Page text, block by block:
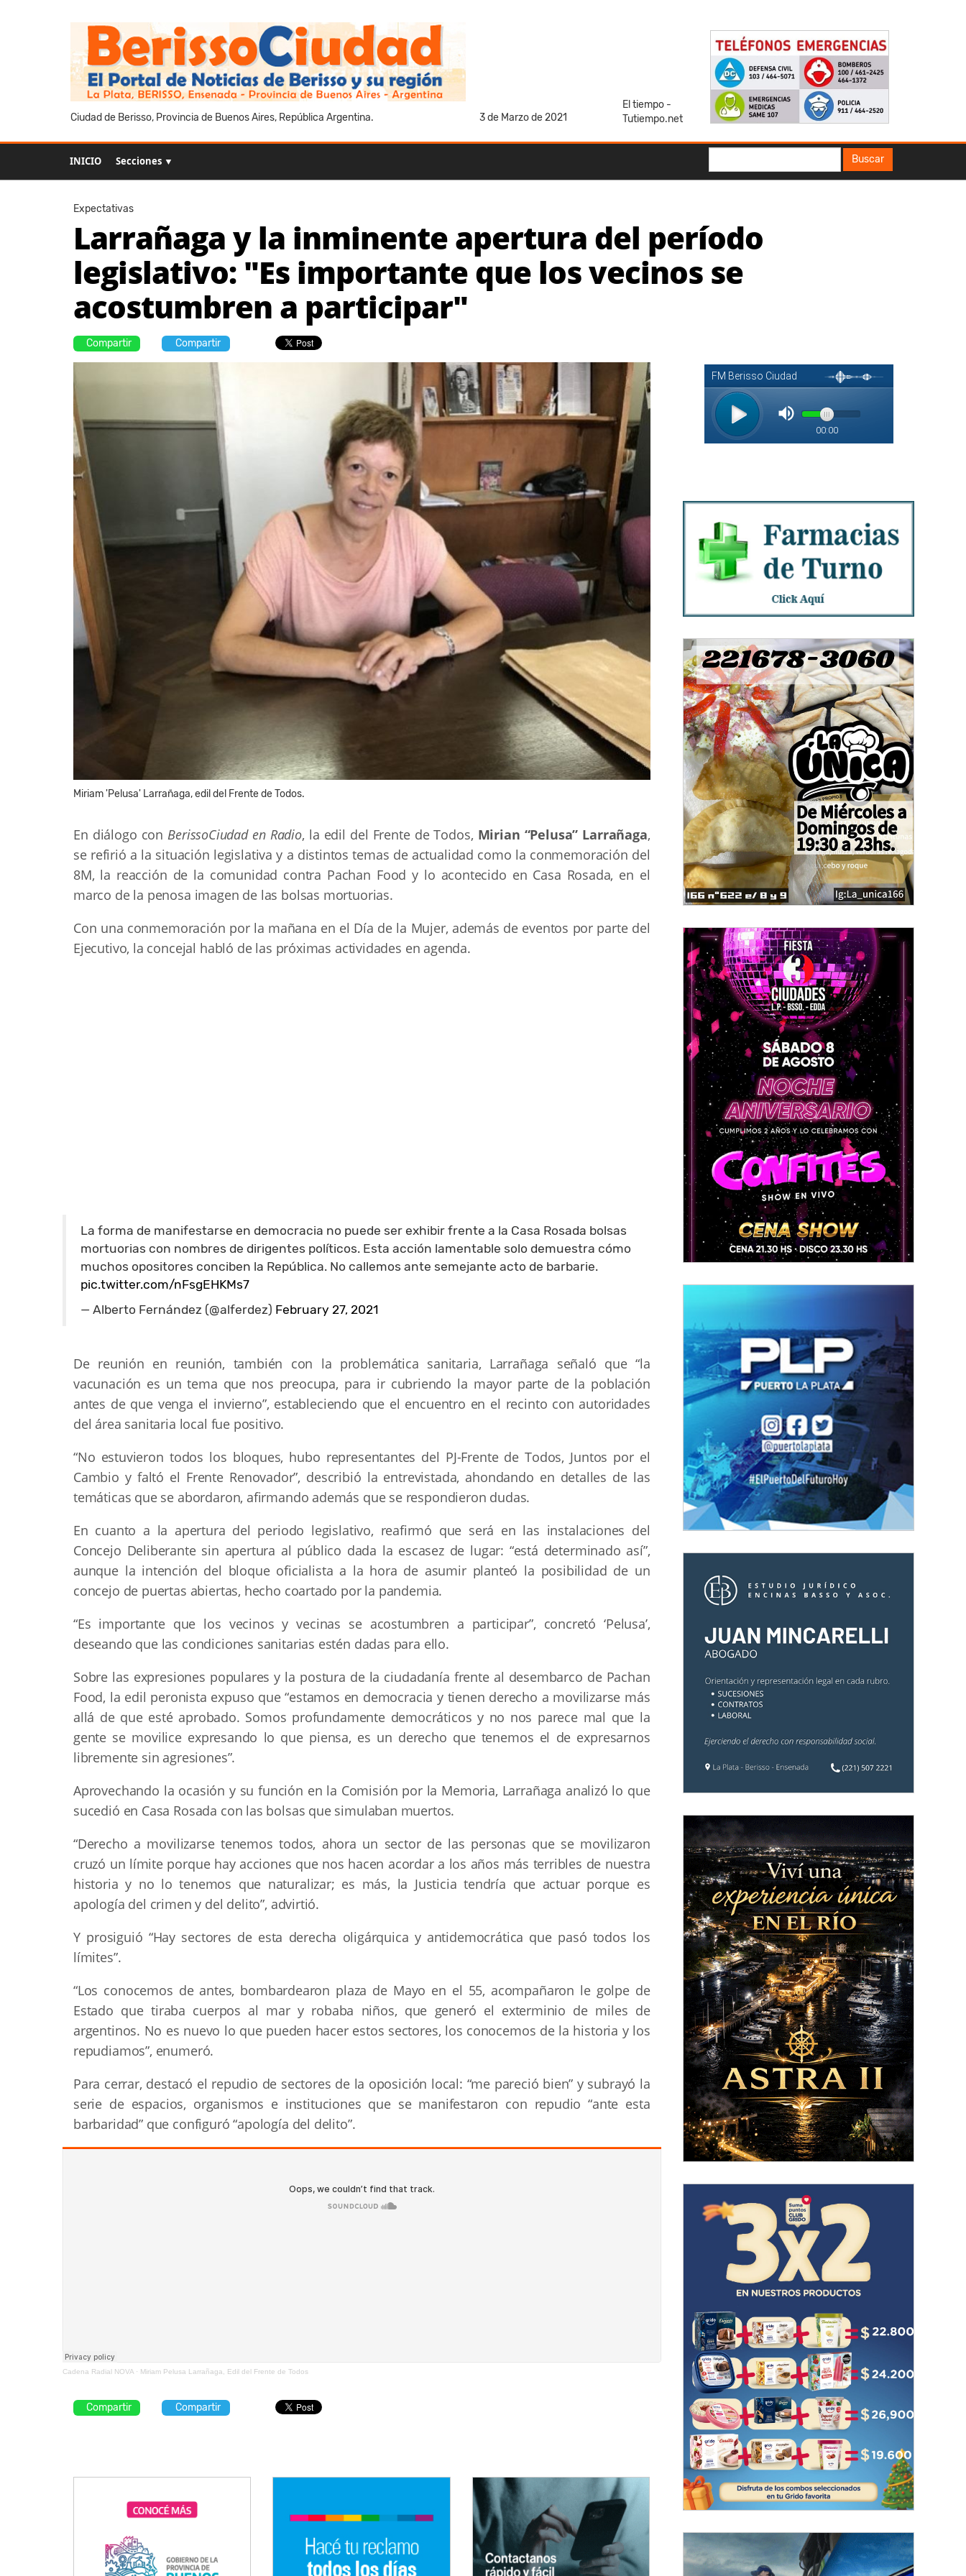
Ciudad de Berisso, Provincia de Buenos Aires, República Argentina. 3 de Marzo de 2021
El tiempo -
Tutiempo.net
INICIO Secciones ▼ Buscar
Expectativas
Larrañaga y la inminente apertura del período
legislativo: "Es importante que los vecinos se
acostumbren a participar"
Compartir Compartir
Miriam 'Pelusa' Larrañaga, edil del Frente de Todos.
En diálogo con BerissoCiudad en Radio, la edil del Frente de Todos, Mirian “Pelusa” Larrañaga,
se refirió a la situación legislativa y a distintos temas de actualidad como la conmemoración del
8M, la reacción de la comunidad contra Pachan Food y lo acontecido en Casa Rosada, en el
marco de la penosa imagen de las bolsas mortuorias.
Con una conmemoración por la mañana en el Día de la Mujer, además de eventos por parte del
Ejecutivo, la concejal habló de las próximas actividades en agenda.
La forma de manifestarse en democracia no puede ser exhibir frente a la Casa Rosada bolsas
mortuorias con nombres de dirigentes políticos. Esta acción lamentable solo demuestra cómo
muchos opositores conciben la República. No callemos ante semejante acto de barbarie.
pic.twitter.com/nFsgEHKMs7
— Alberto Fernández (@alferdez) February 27, 2021
De reunión en reunión, también con la problemática sanitaria, Larrañaga señaló que “la
vacunación es un tema que nos preocupa, para ir cubriendo la mayor parte de la población
antes de que venga el invierno”, estableciendo que el encuentro en el recinto con autoridades
del área sanitaria local fue positivo.
“No estuvieron todos los bloques, hubo representantes del PJ-Frente de Todos, Juntos por el
Cambio y faltó el Frente Renovador”, describió la entrevistada, ahondando en detalles de las
temáticas que se abordaron, afirmando además que se respondieron dudas.
En cuanto a la apertura del periodo legislativo, reafirmó que será en las instalaciones del
Concejo Deliberante sin apertura al público dada la escasez de lugar: “está determinado así”,
aunque la intención del bloque oficialista a la hora de asumir planteó la posibilidad de un
concejo de puertas abiertas, hecho coartado por la pandemia.
“Es importante que los vecinos y vecinas se acostumbren a participar”, concretó ‘Pelusa’,
deseando que las condiciones sanitarias estén dadas para ello.
Sobre las expresiones populares y la postura de la ciudadanía frente al desembarco de Pachan
Food, la edil peronista expuso que “estamos en democracia y tienen derecho a movilizarse más
allá de que esté aprobado. Somos profundamente democráticos y no nos parece mal que la
gente se movilice expresando lo que piensa, es un derecho que tenemos el de expresarnos
libremente sin agresiones”.
Aprovechando la ocasión y su función en la Comisión por la Memoria, Larrañaga analizó lo que
sucedió en Casa Rosada con las bolsas que simulaban muertos.
“Derecho a movilizarse tenemos todos, ahora un sector de las personas que se movilizaron
cruzó un límite porque hay acciones que nos hacen acordar a los años más terribles de nuestra
historia y no lo tenemos que naturalizar; es más, la Justicia tendría que actuar porque es
apología del crimen y del delito”, advirtió.
Y prosiguió “Hay sectores de esta derecha oligárquica y antidemocrática que pasó todos los
límites”.
“Los conocemos de antes, bombardearon plaza de Mayo en el 55, acompañaron le golpe de
Estado que tiraba cuerpos al mar y robaba niños, que generó el exterminio de miles de
argentinos. No es nuevo lo que pueden hacer estos sectores, los conocemos de la historia y los
repudiamos”, enumeró.
Para cerrar, destacó el repudio de sectores de la oposición local: “me pareció bien” y subrayó la
serie de espacios, organismos e instituciones que se manifestaron con repudio “ante esta
barbaridad” que configuró “apología del delito”.
Cadena Radial NOVA · Miriam Pelusa Larrañaga, Edil del Frente de Todos
Compartir Compartir